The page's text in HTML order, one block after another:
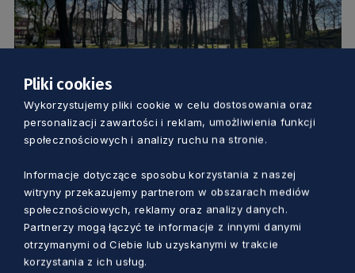
KULTURA
Nowa i nietypowa rzeźba w parku
Dorota Kulka 2 lata temu
Pliki cookies
Wykorzystujemy pliki cookie w celu dostosowania oraz
personalizacji zawartości i reklam, umożliwienia funkcji
społecznościowych i analizy ruchu na stronie.
Informacje dotyczące sposobu korzystania z naszej
witryny przekazujemy partnerom w obszarach mediów
społecznościowych, reklamy oraz analizy danych.
Partnerzy mogą łączyć te informacje z innymi danymi
otrzymanymi od Ciebie lub uzyskanymi w trakcie
korzystania z ich usług.